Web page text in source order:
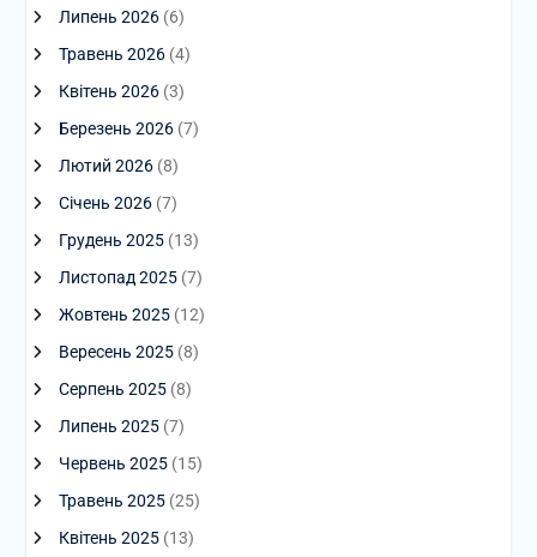
Липень 2026(6)
Травень 2026(4)
Квітень 2026(3)
Березень 2026(7)
Лютий 2026(8)
Січень 2026(7)
Грудень 2025(13)
Листопад 2025(7)
Жовтень 2025(12)
Вересень 2025(8)
Серпень 2025(8)
Липень 2025(7)
Червень 2025(15)
Травень 2025(25)
Квітень 2025(13)